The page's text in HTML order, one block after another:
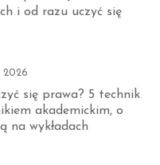
i od razu uczyć się
2026
się prawa? 5 technik
akademickim, o
na wykładach